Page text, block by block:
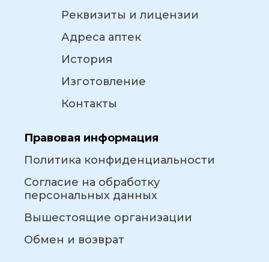
Реквизиты и лицензии
Адреса аптек
История
Изготовление
Контакты
Правовая информация
Политика конфиденциальности
Согласие на обработку
персональных данных
Вышестоящие организации
Обмен и возврат